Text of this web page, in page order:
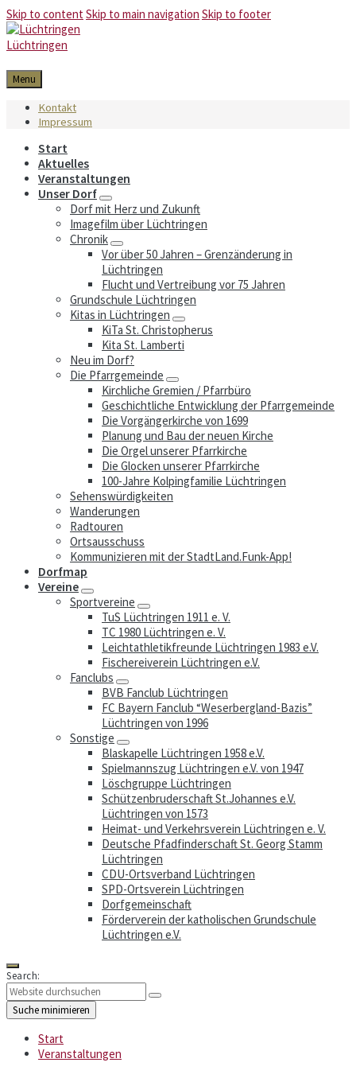
Skip to contentSkip to main navigation Skip to footer
Lüchtringen
Menu
Kontakt
Impressum
Start
Aktuelles
Veranstaltungen
Unser Dorf
Dorf mit Herz und Zukunft
Imagefilm über Lüchtringen
Chronik
Vor über 50 Jahren – Grenzänderung in
Lüchtringen
Flucht und Vertreibung vor 75 Jahren
Grundschule Lüchtringen
Kitas in Lüchtringen
KiTa St. Christopherus
Kita St. Lamberti
Neu im Dorf?
Die Pfarrgemeinde
Kirchliche Gremien / Pfarrbüro
Geschichtliche Entwicklung der Pfarrgemeinde
Die Vorgängerkirche von 1699
Planung und Bau der neuen Kirche
Die Orgel unserer Pfarrkirche
Die Glocken unserer Pfarrkirche
100-Jahre Kolpingfamilie Lüchtringen
Sehenswürdigkeiten
Wanderungen
Radtouren
Ortsausschuss
Kommunizieren mit der StadtLand.Funk-App!
Dorfmap
Vereine
Sportvereine
TuS Lüchtringen 1911 e. V.
TC 1980 Lüchtringen e. V.
Leichtathletikfreunde Lüchtringen 1983 e.V.
Fischereiverein Lüchtringen e.V.
Fanclubs
BVB Fanclub Lüchtringen
FC Bayern Fanclub “Weserbergland-Bazis”
Lüchtringen von 1996
Sonstige
Blaskapelle Lüchtringen 1958 e.V.
Spielmannszug Lüchtringen e.V. von 1947
Löschgruppe Lüchtringen
Schützenbruderschaft St.Johannes e.V.
Lüchtringen von 1573
Heimat- und Verkehrsverein Lüchtringen e. V.
Deutsche Pfadfinderschaft St. Georg Stamm
Lüchtringen
CDU-Ortsverband Lüchtringen
SPD-Ortsverein Lüchtringen
Dorfgemeinschaft
Förderverein der katholischen Grundschule
Lüchtringen e.V.
Search:
Suche minimieren
Start
Veranstaltungen